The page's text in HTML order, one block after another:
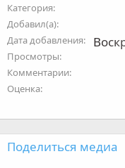
Категория
Добавил(а)
Дата добавления
Просмотры
Комментарии
Оценка
Поделиться медиа